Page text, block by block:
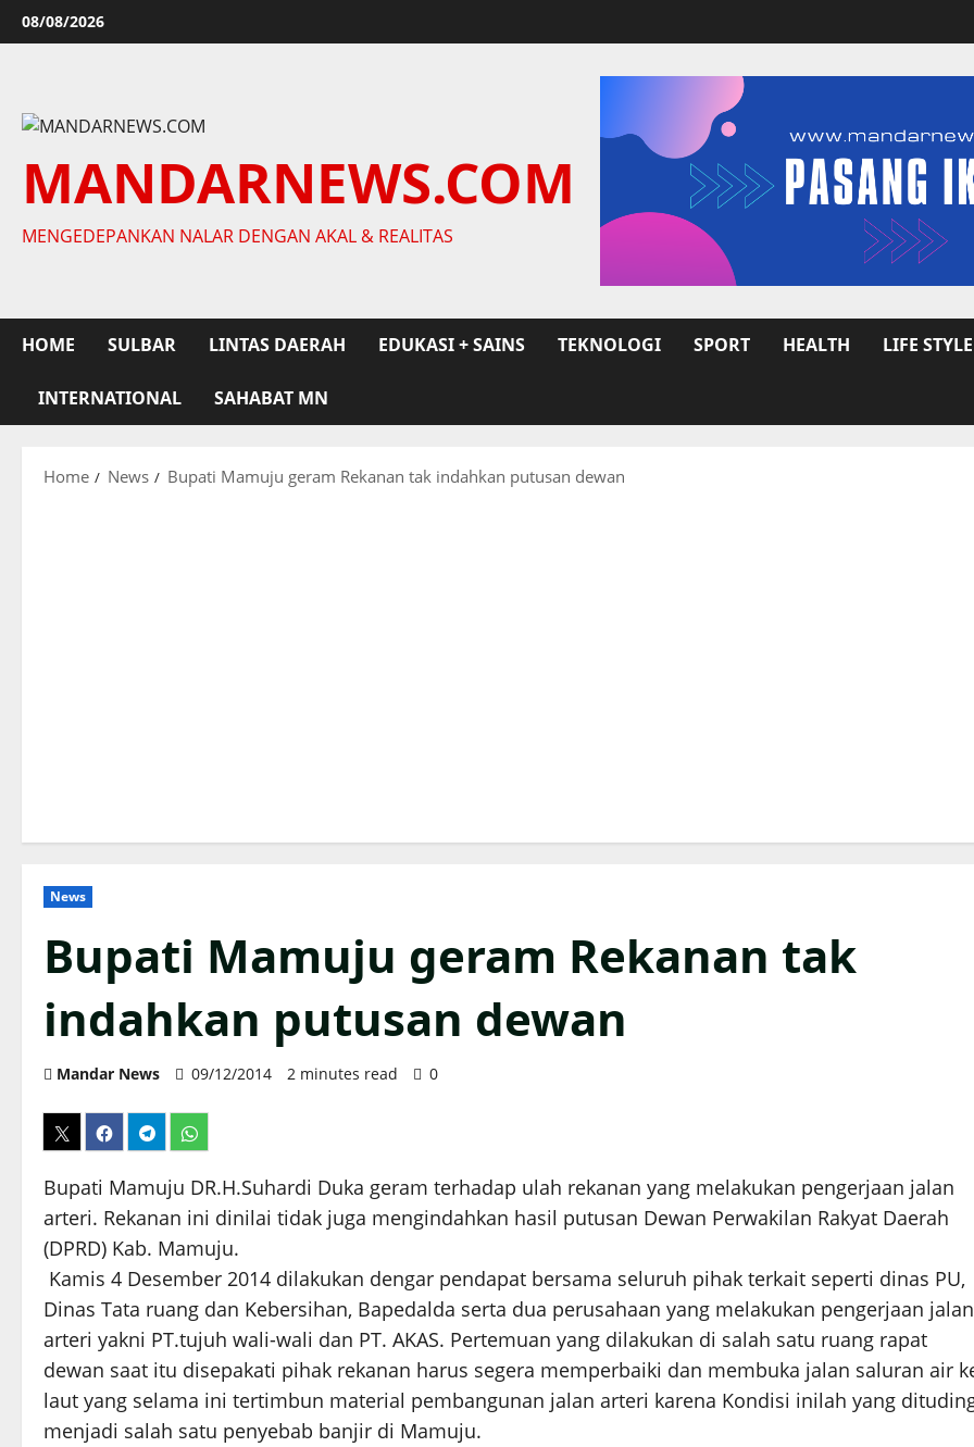
Skip
to
08/08/2026
MANDARNEWS.COM
MENGEDEPANKAN NALAR DENGAN AKAL & REALITAS
HOME SULBAR LINTAS DAERAH EDUKASI + SAINS TEKNOLOGI SPORT HEALTH LIFE STYLE
INTERNATIONAL SAHABAT MN
Home News Bupati Mamuju geram Rekanan tak indahkan putusan dewan
News
Bupati Mamuju geram Rekanan tak
indahkan putusan dewan
Mandar News 09/12/2014 2 minutes read 0
Bupati Mamuju DR.H.Suhardi Duka geram terhadap ulah rekanan yang melakukan pengerjaan jalan
arteri. Rekanan ini dinilai tidak juga mengindahkan hasil putusan Dewan Perwakilan Rakyat Daerah
(DPRD) Kab. Mamuju.
Kamis 4 Desember 2014 dilakukan dengar pendapat bersama seluruh pihak terkait seperti dinas PU,
Dinas Tata ruang dan Kebersihan, Bapedalda serta dua perusahaan yang melakukan pengerjaan jalan
arteri yakni PT.tujuh wali-wali dan PT. AKAS. Pertemuan yang dilakukan di salah satu ruang rapat
dewan saat itu disepakati pihak rekanan harus segera memperbaiki dan membuka jalan saluran air
laut yang selama ini tertimbun material pembangunan jalan arteri karena Kondisi inilah yang
menjadi salah satu penyebab banjir di Mamuju.